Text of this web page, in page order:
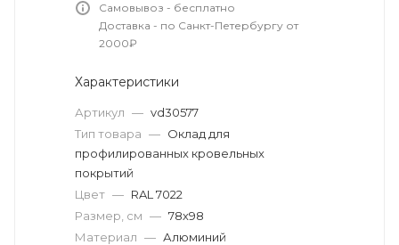
Самовывоз - бесплатно
Доставка - по Санкт-Петербургу от
2000₽
Характеристики
Артикул — vd30577
Тип товара — Оклад для
профилированных кровельных
покрытий
Цвет — RAL 7022
Размер, см — 78х98
Материал — Алюминий